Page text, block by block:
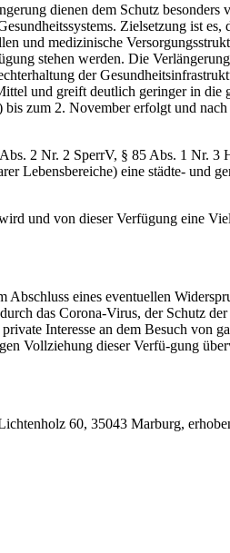
dienen dem Schutz besonders
Zielsetzung ist es,
und medizinische
stehen werden. Die
der
und greift deutlich geringer in die
bis zum 2. November erfolgt und
2 Nr. 2 SperrV, § 85 Abs. 1 Nr. 3
Lebensbereiche) eine städte- und
und von dieser Verfügung eine
eines eventuellen
das Corona-Virus, der Schutz
Interesse an dem Besuch von
Vollziehung dieser Verfü-gung
60, 35043 Marburg,